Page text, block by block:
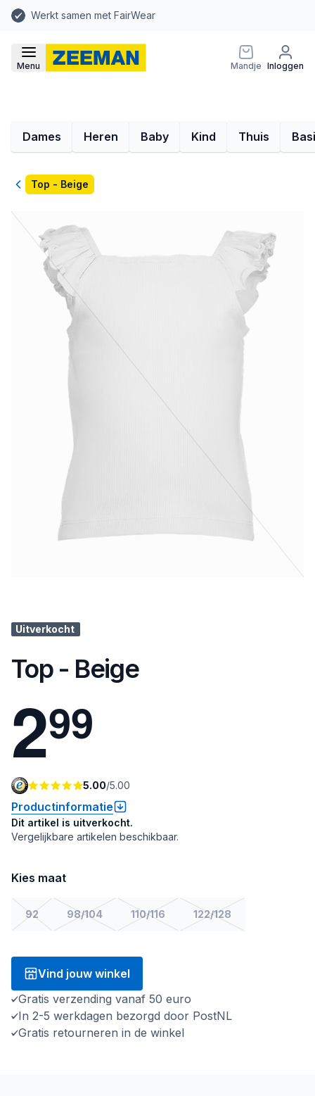
Werkt samen met FairWear
Menu Mandje Inloggen
Dames Heren Baby Kind Thuis
TerugTop - Beige
Uitverkocht
Top - Beige
299
5.00/5.00
Productinformatie
Dit artikel is uitverkocht.
Vergelijkbare artikelen beschikbaar.
Kies maat
92 98/104 110/116 122/128
Vind jouw winkel
Gratis verzending vanaf 50 euro
In 2-5 werkdagen bezorgd door PostNL
Gratis retourneren in de winkel